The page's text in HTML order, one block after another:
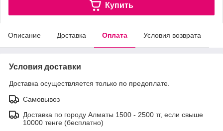
Купить
Описание Доставка Оплата Условия возврата
Условия доставки
Доставка осуществляется только по предоплате.
Самовывоз
Доставка по городу Алматы 1500 - 2500 тг, если свыше
10000 тенге (бесплатно)